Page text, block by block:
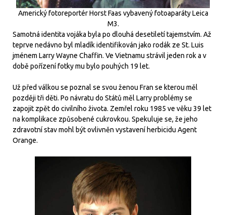
Americký fotoreportér Horst Faas vybavený fotoaparáty Leica
M3.
Samotná identita vojáka byla po dlouhá desetiletí tajemstvím. Až
teprve nedávno byl mladík identifikován jako rodák ze St. Luis
jménem Larry Wayne Chaffin. Ve Vietnamu strávil jeden rok a v
době pořízení fotky mu bylo pouhých 19 let.
Už před válkou se poznal se svou ženou Fran se kterou měl
později tři děti. Po návratu do Států měl Larry problémy se
zapojit zpět do civilního života. Zemřel roku 1985 ve věku 39 let
na komplikace způsobené cukrovkou. Spekuluje se, že jeho
zdravotní stav mohl být ovlivněn vystavení herbicidu Agent
Orange.